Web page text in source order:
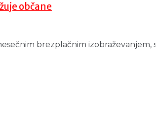
občane
brezplačnim izobraževanjem,